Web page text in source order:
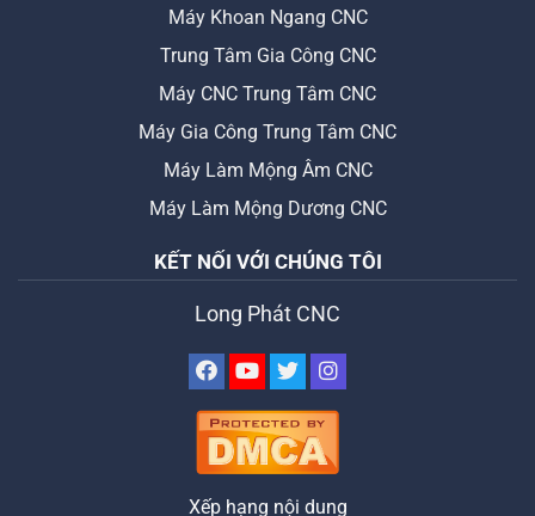
Máy Khoan Ngang CNC
Trung Tâm Gia Công CNC
Máy CNC Trung Tâm CNC
Máy Gia Công Trung Tâm CNC
Máy Làm Mộng Âm CNC
Máy Làm Mộng Dương CNC
KẾT NỐI VỚI CHÚNG TÔI
Long Phát CNC
Xếp hạng nội dung